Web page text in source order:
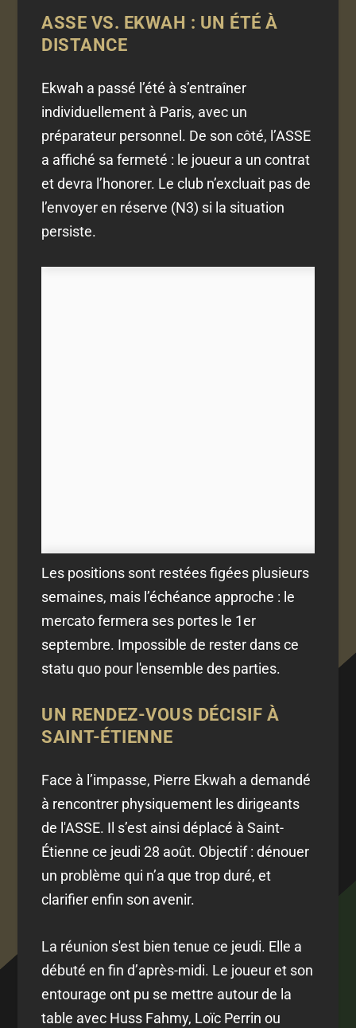
ASSE VS. EKWAH : UN ÉTÉ À
DISTANCE
Ekwah a passé l’été à s’entraîner
individuellement à Paris, avec un
préparateur personnel. De son côté, l’ASSE
a affiché sa fermeté : le joueur a un contrat
et devra l’honorer. Le club n’excluait pas de
l’envoyer en réserve (N3) si la situation
persiste.
Les positions sont restées figées plusieurs
semaines, mais l’échéance approche : le
mercato fermera ses portes le 1er
septembre. Impossible de rester dans ce
statu quo pour l'ensemble des parties.
UN RENDEZ-VOUS DÉCISIF À
SAINT-ÉTIENNE
Face à l’impasse, Pierre Ekwah a demandé
à rencontrer physiquement les dirigeants
de l'ASSE. Il s’est ainsi déplacé à Saint-
Étienne ce jeudi 28 août. Objectif : dénouer
un problème qui n’a que trop duré, et
clarifier enfin son avenir.
La réunion s'est bien tenue ce jeudi. Elle a
débuté en fin d’après-midi. Le joueur et son
entourage ont pu se mettre autour de la
table avec Huss Fahmy, Loïc Perrin ou